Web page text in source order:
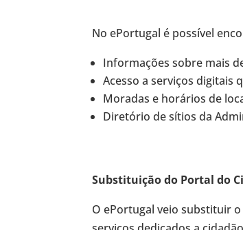
No ePortugal é possível
Informações sobre mais
Acesso a serviços digitais
Moradas e horários de
Diretório de sítios da
Substituição do Portal do
O ePortugal veio substituir